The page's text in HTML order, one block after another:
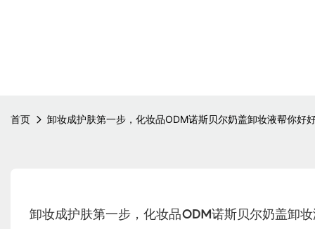
首页 卸妆成护肤第一步，化妆品ODM诺斯贝尔奶盖卸妆液帮你好
卸妆成护肤第一步，化妆品ODM诺斯贝尔奶盖卸